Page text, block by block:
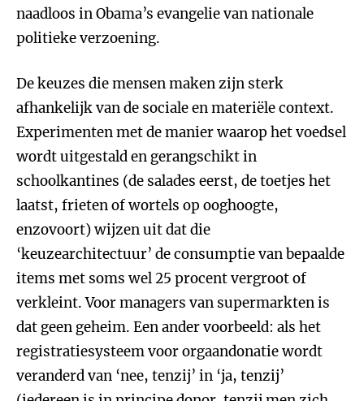
naadloos in Obama’s evangelie van nationale
politieke verzoening.
De keuzes die mensen maken zijn sterk
afhankelijk van de sociale en materiële context.
Experimenten met de manier waarop het voedsel
wordt uitgestald en gerangschikt in
schoolkantines (de salades eerst, de toetjes het
laatst, frieten of wortels op ooghoogte,
enzovoort) wijzen uit dat die
‘keuzearchitectuur’ de consumptie van bepaalde
items met soms wel 25 procent vergroot of
verkleint. Voor managers van supermarkten is
dat geen geheim. Een ander voorbeeld: als het
registratiesysteem voor orgaandonatie wordt
veranderd van ‘nee, tenzij’ in ‘ja, tenzij’